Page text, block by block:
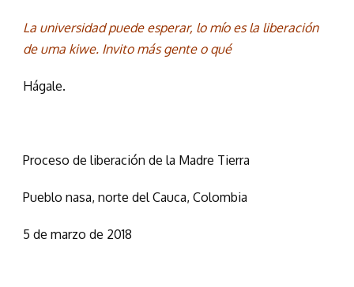
La universidad puede esperar, lo mío es la liberación
de uma kiwe. Invito más gente o qué
Hágale.
Proceso de liberación de la Madre Tierra
Pueblo nasa, norte del Cauca, Colombia
5 de marzo de 2018